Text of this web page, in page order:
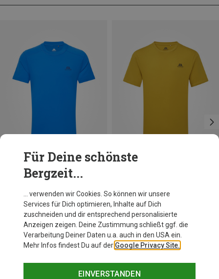
Du sparst 28%
Für Deine schönste
Bergzeit...
… verwenden wir Cookies. So können wir unsere
Services für Dich optimieren, Inhalte auf Dich
zuschneiden und dir entsprechend personalisierte
Anzeigen zeigen. Deine Zustimmung schließt ggf. die
Verarbeitung Deiner Daten u.a. auch in den USA ein.
Mehr Infos findest Du auf der Google Privacy Site.
EINVERSTANDEN